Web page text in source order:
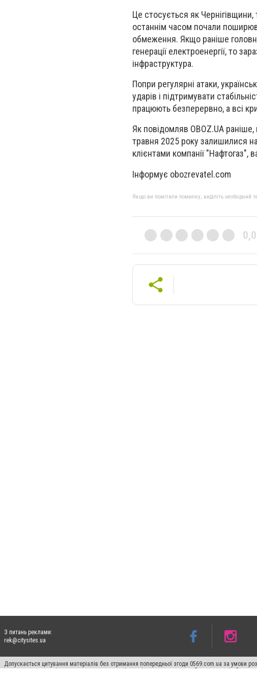
Це стосується як
останнім часом почали
обмеження. Якщо раніше
генерації електроенергії, то
інфраструктура.
Попри регулярні атаки,
ударів і підтримувати
працюють безперервно, а всі
Як повідомляв OBOZ.UA
травня 2025 року залишилися
клієнтами компанії "Нафтогаз",
Інформує obozrevatel.com
Якщо ви помітили помилку, виділіть необхідний
0,0
З питань реклами:
rek@citysites.ua
Допускається цитування матеріалів без отримання попередньої згоди 0569.com.ua за умови
пошукових систем гіперпосилання на цитовані статті не нижче другого абзацу в тексті або в